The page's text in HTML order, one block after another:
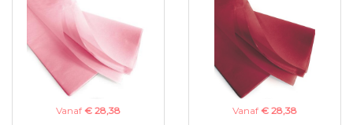
Vanaf € 28,38
Vanaf € 28,38